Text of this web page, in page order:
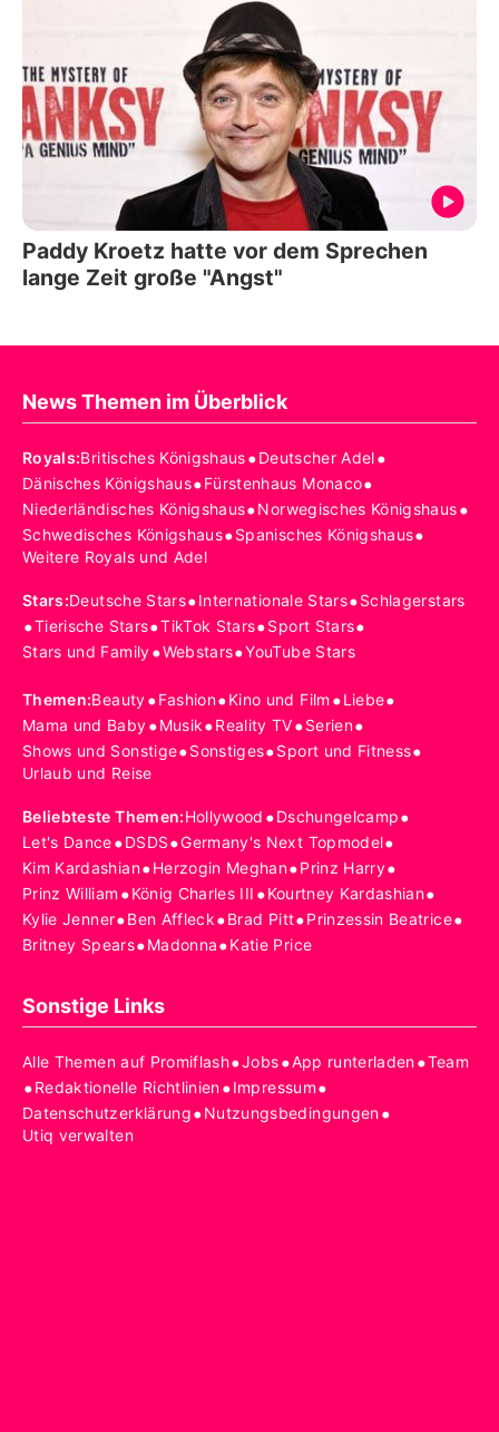
Paddy Kroetz hatte vor dem Sprechen
lange Zeit große "Angst"
News Themen im Überblick
Royals:Britisches Königshaus•Deutscher Adel•
Dänisches Königshaus•Fürstenhaus Monaco•
Niederländisches Königshaus•Norwegisches Königshaus•
Schwedisches Königshaus•Spanisches Königshaus•
Weitere Royals und Adel
Stars:Deutsche Stars•Internationale Stars•Schlagerstars
•Tierische Stars•TikTok Stars•Sport Stars•
Stars und Family•Webstars•YouTube Stars
Themen:Beauty•Fashion•Kino und Film •Liebe•
Mama und Baby•Musik•Reality TV•Serien•
Shows und Sonstige•Sonstiges•Sport und Fitness•
Urlaub und Reise
Beliebteste Themen:Hollywood •Dschungelcamp•
Let's Dance•DSDS•Germany's Next Topmodel•
Kim Kardashian•Herzogin Meghan•Prinz Harry•
Prinz William •König Charles III •Kourtney Kardashian•
Kylie Jenner•Ben Affleck•Brad Pitt•Prinzessin Beatrice•
Britney Spears•Madonna•Katie Price
Sonstige Links
Alle Themen auf Promiflash•Jobs•App runterladen•Team
•Redaktionelle Richtlinien•Impressum•
Datenschutzerklärung•Nutzungsbedingungen•
Utiq verwalten